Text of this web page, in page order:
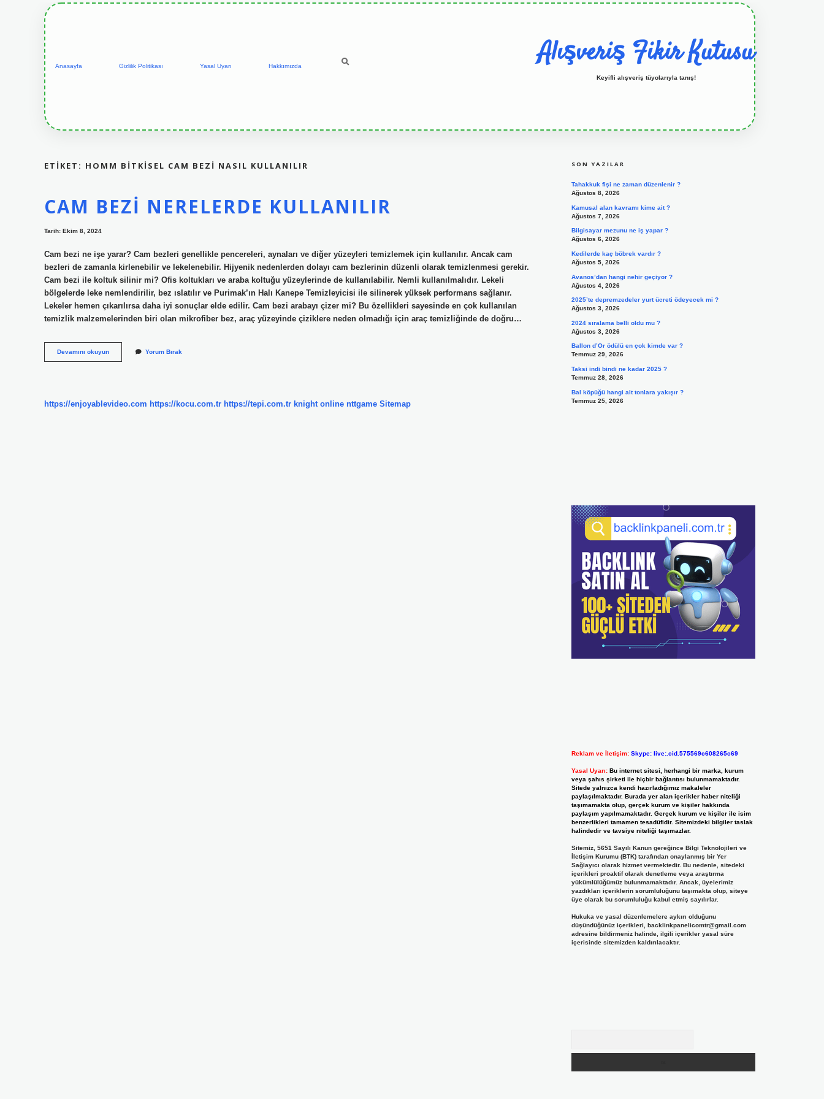
Anasayfa Gizlilik Politikası Yasal Uyarı Hakkımızda Alışveriş Fikir Kutusu
Keyifli alışveriş tüyolarıyla tanış!
ETIKET: HOMM BITKISEL CAM BEZI NASIL KULLANILIR
CAM BEZI NERELERDE KULLANILIR
Tarih: Ekim 8, 2024
Cam bezi ne işe yarar? Cam bezleri genellikle pencereleri, aynaları ve diğer yüzeyleri temizlemek için kullanılır. Ancak cam
bezleri de zamanla kirlenebilir ve lekelenebilir. Hijyenik nedenlerden dolayı cam bezlerinin düzenli olarak temizlenmesi gerekir.
Cam bezi ile koltuk silinir mi? Ofis koltukları ve araba koltuğu yüzeylerinde de kullanılabilir. Nemli kullanılmalıdır. Lekeli
bölgelerde leke nemlendirilir, bez ıslatılır ve Purimak’ın Halı Kanepe Temizleyicisi ile silinerek yüksek performans sağlanır.
Lekeler hemen çıkarılırsa daha iyi sonuçlar elde edilir. Cam bezi arabayı çizer mi? Bu özellikleri sayesinde en çok kullanılan
temizlik malzemelerinden biri olan mikrofiber bez, araç yüzeyinde çiziklere neden olmadığı için araç temizliğinde de doğru…
Devamını okuyunCam
Bezi
Yorum Bırak
https://enjoyablevideo.com https://kocu.com.tr https://tepi.com.tr knight online nttgame Sitemap
SON YAZILAR
Tahakkuk fişi ne zaman düzenlenir ?
Ağustos 8, 2026
Kamusal alan kavramı kime ait ?
Ağustos 7, 2026
Bilgisayar mezunu ne iş yapar ?
Ağustos 6, 2026
Kedilerde kaç böbrek vardır ?
Ağustos 5, 2026
Avanos’dan hangi nehir geçiyor ?
Ağustos 4, 2026
2025’te depremzedeler yurt ücreti ödeyecek mi ?
Ağustos 3, 2026
2024 sıralama belli oldu mu ?
Ağustos 3, 2026
Ballon d’Or ödülü en çok kimde var ?
Temmuz 29, 2026
Taksi indi bindi ne kadar 2025 ?
Temmuz 28, 2026
Bal köpüğü hangi alt tonlara yakışır ?
Temmuz 25, 2026
Reklam ve İletişim: Skype: live:.cid.575569c608265c69
Yasal Uyarı: Bu internet sitesi, herhangi bir marka, kurum
veya şahıs şirketi ile hiçbir bağlantısı bulunmamaktadır.
Sitede yalnızca kendi hazırladığımız makaleler
paylaşılmaktadır. Burada yer alan içerikler haber niteliği
taşımamakta olup, gerçek kurum ve kişiler hakkında
paylaşım yapılmamaktadır. Gerçek kurum ve kişiler ile isim
benzerlikleri tamamen tesadüfidir. Sitemizdeki bilgiler taslak
halindedir ve tavsiye niteliği taşımazlar.
Sitemiz, 5651 Sayılı Kanun gereğince Bilgi Teknolojileri ve
İletişim Kurumu (BTK) tarafından onaylanmış bir Yer
Sağlayıcı olarak hizmet vermektedir. Bu nedenle, sitedeki
içerikleri proaktif olarak denetleme veya araştırma
yükümlülüğümüz bulunmamaktadır. Ancak, üyelerimiz
yazdıkları içeriklerin sorumluluğunu taşımakta olup, siteye
üye olarak bu sorumluluğu kabul etmiş sayılırlar.
Hukuka ve yasal düzenlemelere aykırı olduğunu
düşündüğünüz içerikleri, backlinkpanelicomtr@gmail.com
adresine bildirmeniz halinde, ilgili içerikler yasal süre
içerisinde sitemizden kaldırılacaktır.